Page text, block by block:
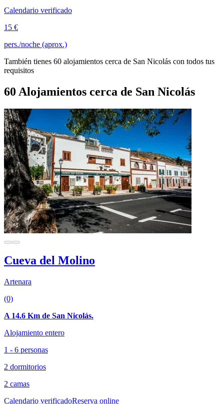
Calendario verificado
15 €
pers./noche (aprox.)
También tienes 60 alojamientos cerca de San Nicolás con todos tus
requisitos
60 Alojamientos cerca de San Nicolás
Cueva del Molino
Artenara
(0)
A 14.6 Km de San Nicolás.
Alojamiento entero
1 - 6 personas
2 dormitorios
2 camas
Calendario verificadoReserva online